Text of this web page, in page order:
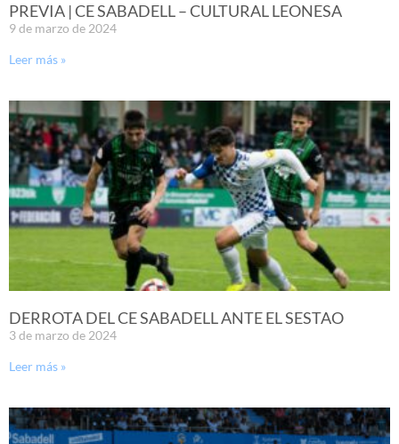
PREVIA | CE SABADELL – CULTURAL LEONESA
9 de marzo de 2024
Leer más »
DERROTA DEL CE SABADELL ANTE EL SESTAO
3 de marzo de 2024
Leer más »